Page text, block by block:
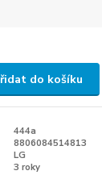
do košíku
444a
8806084514813
LG
3 roky